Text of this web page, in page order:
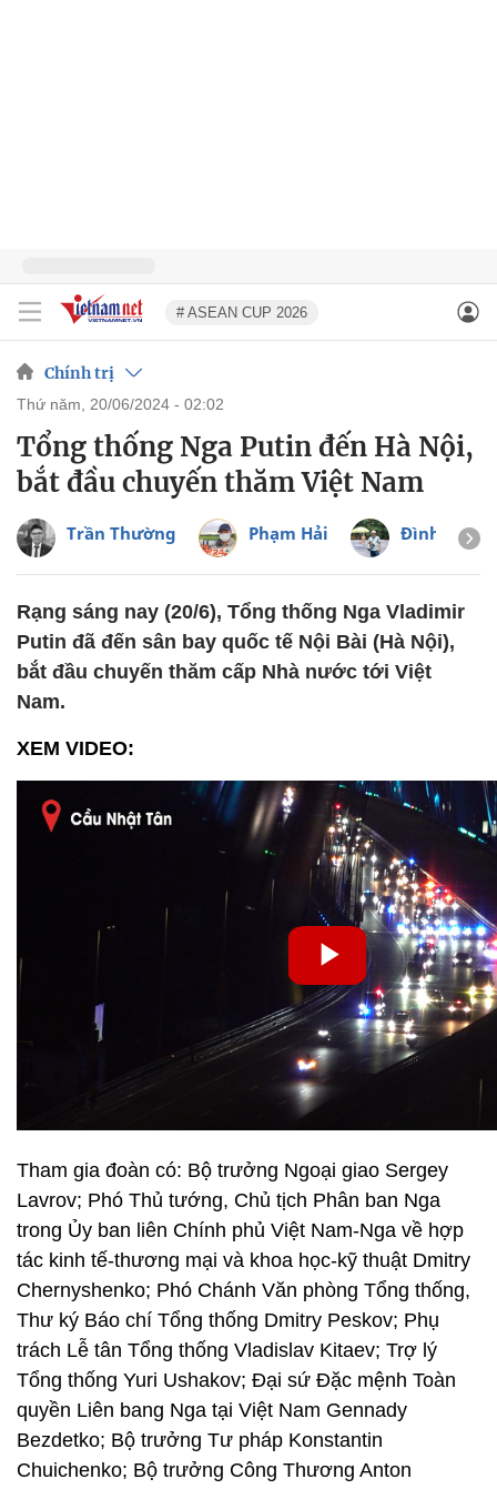
# ASEAN CUP 2026
Chính trị
thứ năm, 20/06/2024 - 02:02
Tổng thống Nga Putin đến Hà Nội,
bắt đầu chuyến thăm Việt Nam
Trần Thường Phạm Hải Đình Hiếu
Rạng sáng nay (20/6), Tổng thống Nga Vladimir
Putin đã đến sân bay quốc tế Nội Bài (Hà Nội),
bắt đầu chuyến thăm cấp Nhà nước tới Việt
Nam.
XEM VIDEO:
Tham gia đoàn có: Bộ trưởng Ngoại giao Sergey
Lavrov; Phó Thủ tướng, Chủ tịch Phân ban Nga
trong Ủy ban liên Chính phủ Việt Nam-Nga về hợp
tác kinh tế-thương mại và khoa học-kỹ thuật Dmitry
Chernyshenko; Phó Chánh Văn phòng Tổng thống,
Thư ký Báo chí Tổng thống Dmitry Peskov; Phụ
trách Lễ tân Tổng thống Vladislav Kitaev; Trợ lý
Tổng thống Yuri Ushakov; Đại sứ Đặc mệnh Toàn
quyền Liên bang Nga tại Việt Nam Gennady
Bezdetko; Bộ trưởng Tư pháp Konstantin
Chuichenko; Bộ trưởng Công Thương Anton